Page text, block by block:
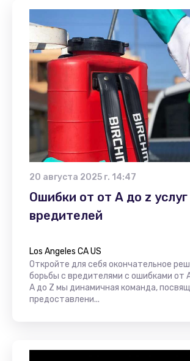
20 августа 2025 г. 14:47
Ошибки от от А до z услуг
вредителей
Los Angeles CA US
Откройте для себя окончательное
борьбы с вредителями с ошибками от
A до Z мы динамичная команда,
предоставлени...